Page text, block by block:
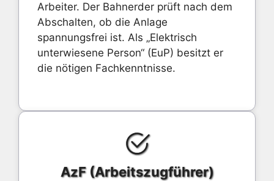
Arbeiter. Der Bahnerder prüft nach dem
Abschalten, ob die Anlage
spannungsfrei ist. Als „Elektrisch
unterwiesene Person“ (EuP) besitzt er
die nötigen Fachkenntnisse.
AzF (Arbeitszugführer)